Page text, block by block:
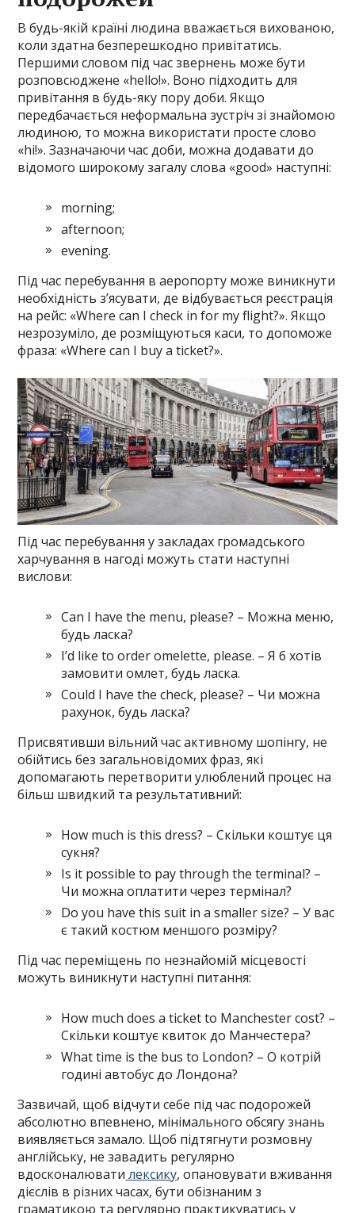
В будь-якій країні людина вважається вихованою,
коли здатна безперешкодно привітатись.
Першими словом під час звернень може бути
розповсюджене «hello!». Воно підходить для
привітання в будь-яку пору доби. Якщо
передбачається неформальна зустріч зі знайомою
людиною, то можна використати просте слово
«hi!». Зазначаючи час доби, можна додавати до
відомого широкому загалу слова «good» наступні:
morning;
afternoon;
evening.
Під час перебування в аеропорту може виникнути
необхідність з’ясувати, де відбувається реєстрація
на рейс: «Where can I check in for my flight?». Якщо
незрозуміло, де розміщуються каси, то допоможе
фраза: «Where can I buy a ticket?».
Під час перебування у закладах громадського
харчування в нагоді можуть стати наступні
вислови:
Can I have the menu, please? – Можна меню,
будь ласка?
I’d like to order omelette, please. – Я б хотів
замовити омлет, будь ласка.
Could I have the check, please? – Чи можна
рахунок, будь ласка?
Присвятивши вільний час активному шопінгу, не
обійтись без загальновідомих фраз, які
допомагають перетворити улюблений процес на
більш швидкий та результативний:
How much is this dress? – Скільки коштує ця
сукня?
Is it possible to pay through the terminal? –
Чи можна оплатити через термінал?
Do you have this suit in a smaller size? – У вас
є такий костюм меншого розміру?
Під час переміщень по незнайомій місцевості
можуть виникнути наступні питання:
How much does a ticket to Manchester cost? –
Скільки коштує квиток до Манчестера?
What time is the bus to London? – О котрій
годині автобус до Лондона?
Зазвичай, щоб відчути себе під час подорожей
абсолютно впевнено, мінімального обсягу знань
виявляється замало. Щоб підтягнути розмовну
англійську, не завадить регулярно
вдосконалювати лексику, опановувати вживання
дієслів в різних часах, бути обізнаним з
граматикою та регулярно практикуватись у